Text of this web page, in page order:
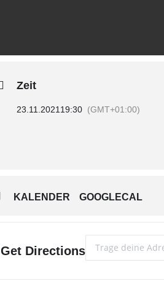
Zeit
23.11.2021 19:30 (GMT+01:00)
KALENDER GOOGLECAL
Get Directions
Address -